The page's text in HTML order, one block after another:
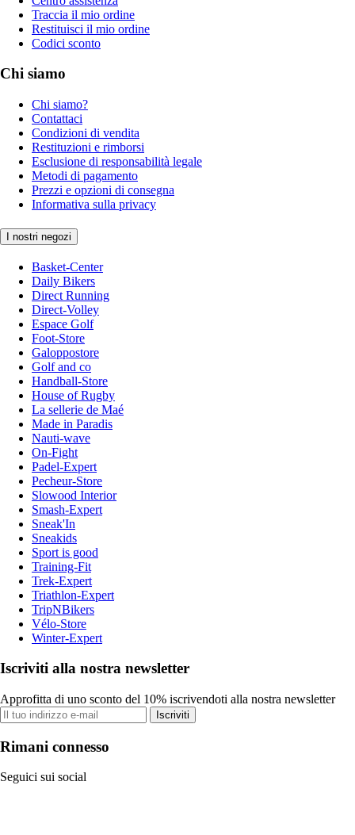
Traccia il mio ordine
Restituisci il mio ordine
Codici sconto
Chi siamo
Chi siamo?
Contattaci
Condizioni di vendita
Restituzioni e rimborsi
Esclusione di responsabilità legale
Metodi di pagamento
Prezzi e opzioni di consegna
Informativa sulla privacy
I nostri negozi
Basket-Center
Daily Bikers
Direct Running
Direct-Volley
Espace Golf
Foot-Store
Galoppostore
Golf and co
Handball-Store
House of Rugby
La sellerie de Maé
Made in Paradis
Nauti-wave
On-Fight
Padel-Expert
Pecheur-Store
Slowood Interior
Smash-Expert
Sneak'In
Sneakids
Sport is good
Training-Fit
Trek-Expert
Triathlon-Expert
TripNBikers
Vélo-Store
Winter-Expert
Iscriviti alla nostra newsletter
Approfitta di uno sconto del 10% iscrivendoti alla nostra newsletter
Iscriviti
Rimani connesso
Seguici sui social